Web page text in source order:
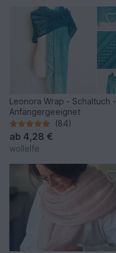
Leonora Wrap - Schaltuch -
Anfängergeeignet
(84)
ab 4,28 €
wollelfe